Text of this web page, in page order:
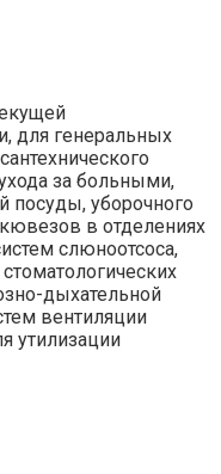
для генеральных
за больными,
посуды, уборочного
в отделениях
слюноотсоса,
дыхательной
вентиляции
утилизации